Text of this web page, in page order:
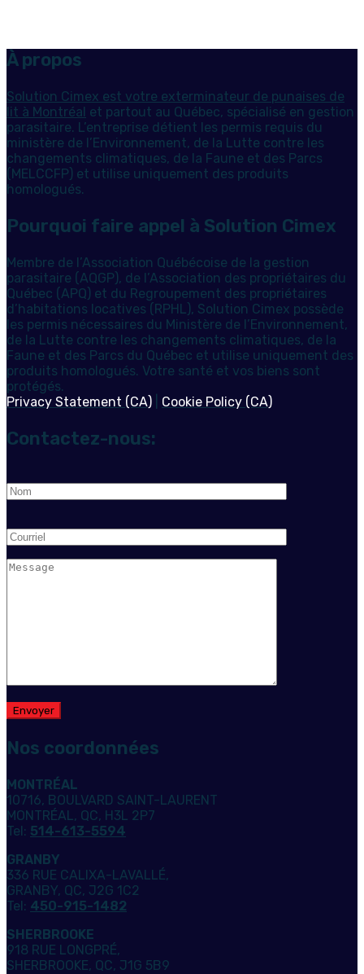
À propos
Solution Cimex est votre exterminateur de punaises de
lit à Montréal et partout au Québec, spécialisé en gestion
parasitaire. L’entreprise détient les permis requis du
ministère de l’Environnement, de la Lutte contre les
changements climatiques, de la Faune et des Parcs
(MELCCFP) et utilise uniquement des produits
homologués.
Pourquoi faire appel à Solution Cimex
Membre de l’Association Québécoise de la gestion
parasitaire (AQGP), de l’Association des propriétaires du
Québec (APQ) et du Regroupement des propriétaires
d’habitations locatives (RPHL), Solution Cimex possède
les permis nécessaires du Ministère de l’Environnement,
de la Lutte contre les changements climatiques, de la
Faune et des Parcs du Québec et utilise uniquement des
produits homologués. Votre santé et vos biens sont
protégés.
Privacy Statement (CA)
Cookie Policy (CA)
Contactez-nous:
Nos coordonnées
MONTRÉAL
10716, BOULVARD SAINT-LAURENT
MONTRÉAL, QC, H3L 2P7
Tel: 514-613-5594
GRANBY
336 RUE CALIXA-LAVALLÉ,
GRANBY, QC, J2G 1C2
Tel: 450-915-1482
SHERBROOKE
918 RUE LONGPRÉ,
SHERBROOKE, QC, J1G 5B9